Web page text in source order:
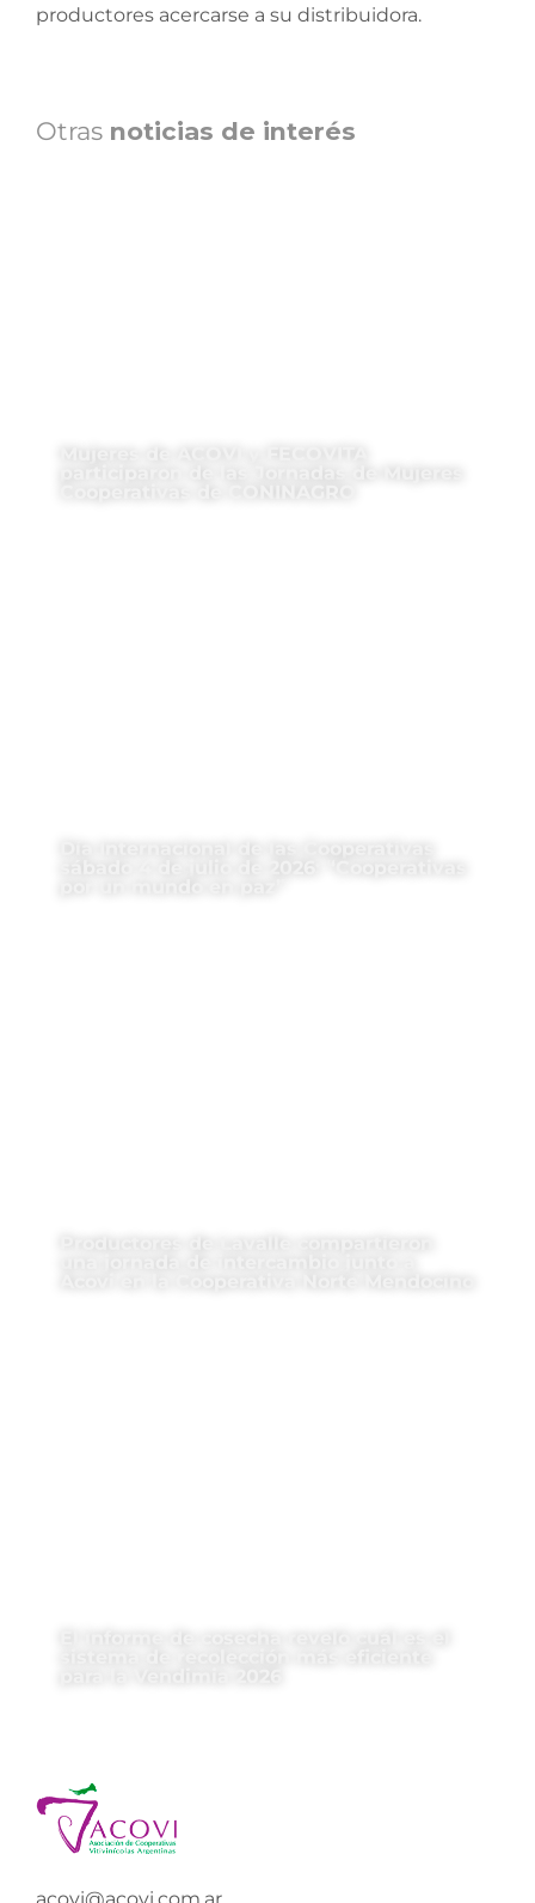
productores acercarse a su distribuidora.
Otras noticias de interés
Día Internacional de las Cooperativas
acovi@acovi.com.ar